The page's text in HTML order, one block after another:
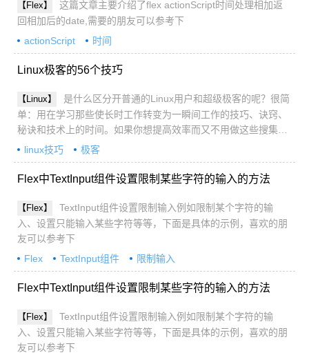
【Flex】
这篇文章主要介绍了flex actionScript时间处理相加返
回相加后的date,需要的朋友可以参考下
actionScript
时间
Linux极客的56个技巧
【Linux】
是什么区分开普通的Linux用户和超级极客的呢？很简
单：用在学习那些使长时工作转变为一瞬间工作的技巧、诀窍、
秘诀和技术上的时间。如果你想提高效率而又不用做这些搜集资
料的跑腿活儿，那我们已经收集了50多条简单易学的Linux技
巧，以帮助你更潇洒地工作，并且最大限度
linux技巧 极客
Flex中TextInput组件设置限制某些字符的输入的方法
【Flex】
TextInput组件设置限制输入例如限制某个字符的输
入、设置只能输入某些字符等等，下面是具体的示例，喜欢的朋
友可以参考下
Flex
TextInput组件 限制输入
Flex中TextInput组件设置限制某些字符的输入的方法
【Flex】
TextInput组件设置限制输入例如限制某个字符的输
入、设置只能输入某些字符等等，下面是具体的示例，喜欢的朋
友可以参考下